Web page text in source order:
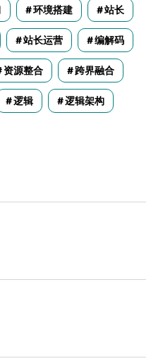
环境搭建 站长
站长运营 编解码
资源整合 跨界融合
逻辑 逻辑架构